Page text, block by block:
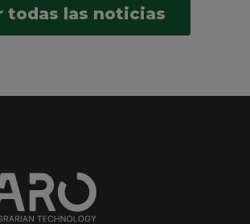
todas las noticias